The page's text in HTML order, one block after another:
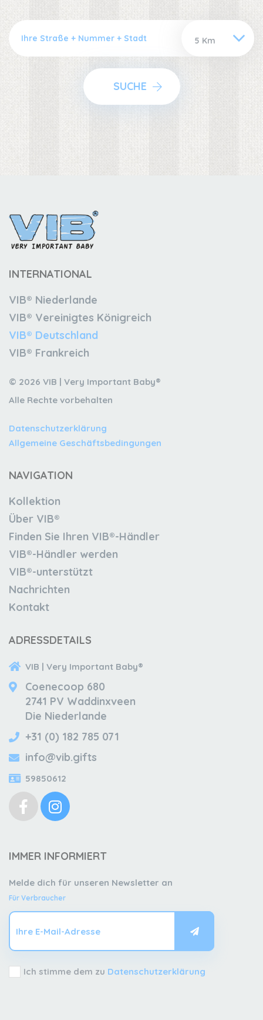
SUCHE
INTERNATIONAL
VIB® Niederlande
VIB® Vereinigtes Königreich
VIB® Deutschland
VIB® Frankreich
© 2026 VIB | Very Important Baby®
Alle Rechte vorbehalten
Datenschutzerklärung
Allgemeine Geschäftsbedingungen
NAVIGATION
Kollektion
Über VIB®
Finden Sie Ihren VIB®-Händler
VIB®-Händler werden
VIB®-unterstützt
Nachrichten
Kontakt
ADRESSDETAILS
VIB | Very Important Baby®
Coenecoop 680
2741 PV Waddinxveen
Die Niederlande
+31 (0) 182 785 071
info@vib.gifts
59850612
IMMER INFORMIERT
Melde dich für unseren Newsletter an
Für Verbraucher
Ich stimme dem zu Datenschutzerklärung